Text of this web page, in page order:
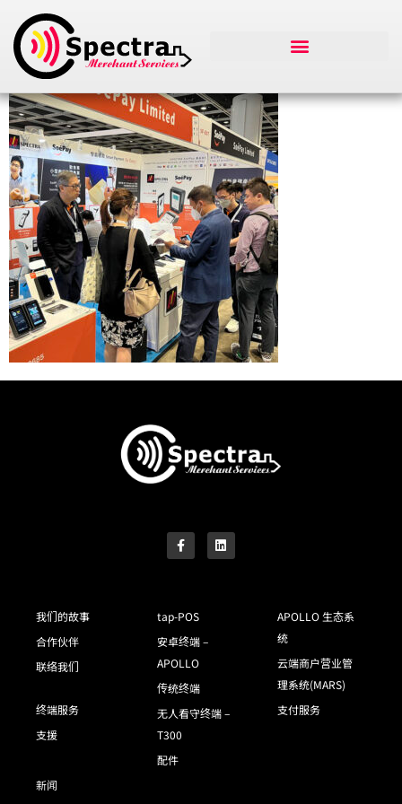
我们的故事
合作伙伴
联络我们
终端服务
支援
tap-POS
安卓终端 –
APOLLO
传统终端
无人看守终端 –
T300
配件
APOLLO 生态系
统
云端商户营业管
理系统(MARS)
支付服务
新闻